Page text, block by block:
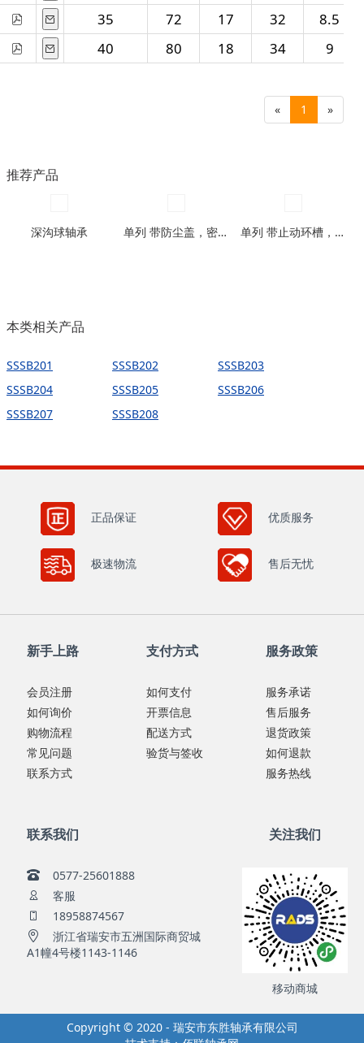
35
72 17 32
8.5
40
80 18 34 9
« 1 »
推荐产品
深沟球轴承 单列 带防尘盖，密封圈型 单列 带止动环槽，带止动环槽及防尘盖型
本类相关产品
SSSB201 SSSB202
SSSB203
SSSB204
SSSB205
SSSB206
SSSB207
SSSB208
正品保证 优质服务
极速物流 售后无忧
新手上路
会员注册
如何询价
购物流程
常见问题
联系方式
支付方式
如何支付
开票信息
配送方式
验货与签收
服务政策
服务承诺
售后服务
退货政策
如何退款
服务热线
联系我们
0577-25601888
客服
18958874567
浙江省瑞安市五洲国际商贸城
A1幢4号楼1143-1146
关注我们
移动商城
Copyright © 2020 - 瑞安市东胜轴承有限公司